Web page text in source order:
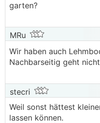
garten?
MRu
Wir haben auch
Nachbarseitig geht
stecri
Weil sonst hättest
lassen können.